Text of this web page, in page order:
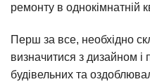
ремонту в однокімнатній
Перш за все, необхідно
визначитися з дизайном і
будівельних та